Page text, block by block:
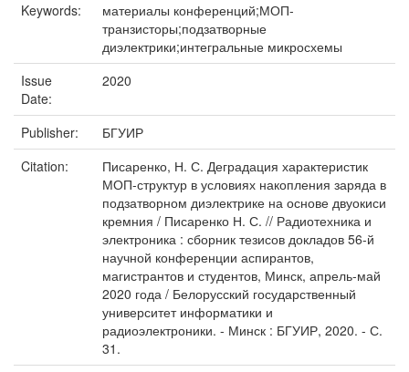
Keywords:
материалы конференций;МОП-
транзисторы;подзатворные
диэлектрики;интегральные микросхемы
Issue
Date:
2020
Publisher:
БГУИР
Citation:
Писаренко, Н. С. Деградация характеристик
МОП-структур в условиях накопления заряда в
подзатворном диэлектрике на основе двуокиси
кремния / Писаренко Н. С. // Радиотехника и
электроника : сборник тезисов докладов 56-й
научной конференции аспирантов,
магистрантов и студентов, Минск, апрель-май
2020 года / Белорусский государственный
университет информатики и
радиоэлектроники. - Минск : БГУИР, 2020. - С.
31.